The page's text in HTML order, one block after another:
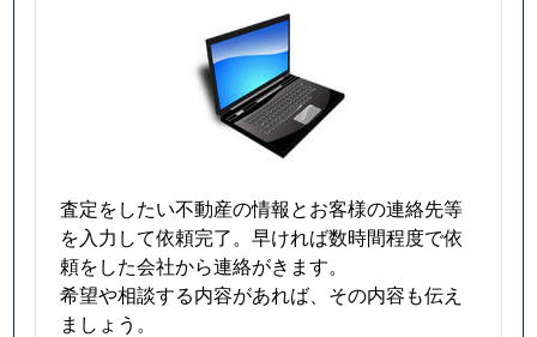
査定をしたい不動産の情報とお客様の連絡先等
を入力して依頼完了。早ければ数時間程度で依
頼をした会社から連絡がきます。
希望や相談する内容があれば、その内容も伝え
ましょう。